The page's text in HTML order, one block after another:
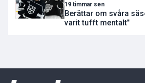
19 timmar sen
Berättar om svåra
varit tufft mentalt"